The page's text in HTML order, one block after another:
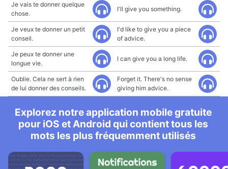
Je vais te donner quelque
chose.
I'll give you something.
Je veux te donner un petit
conseil.
I'd like to give you a piece
of advice.
Je peux te donner une
longue vie.
I can give you a long life.
Oublie. Cela ne sert à rien
de lui donner des conseils.
Forget it. There's no sense
giving him advice.
Explorez notre application mobile gratuite
pour iOS et Android qui contient tous les
mots les plus fréquemment utilisés